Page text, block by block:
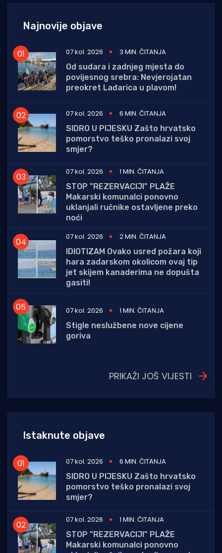
Najnovije objave
07 kol. 2026
3 MIN. ČITANJA
Od sudara i zadnjeg mjesta do
povijesnog srebra: Nevjerojatan
preokret Lađarica u plavom!
07 kol. 2026
6 MIN. ČITANJA
SIDRO U PIJESKU Zašto hrvatsko
pomorstvo teško pronalazi svoj
smjer?
07 kol. 2026
1 MIN. ČITANJA
STOP "REZERVACIJI" PLAŽE
Makarski komunalci ponovno
uklanjali ručnike ostavljene preko
noći
07 kol. 2026
2 MIN. ČITANJA
IDIOTIZAM Ovako usred požara koji
hara zadarskom okolicom ovaj tip
jet skijem kanaderima ne dopušta
gasiti!
07 kol. 2026
1 MIN. ČITANJA
Stigle neslužbene nove cijene
goriva
PRIKAŽI JOŠ VIJESTI
Istaknute objave
07 kol. 2026
6 MIN. ČITANJA
SIDRO U PIJESKU Zašto hrvatsko
pomorstvo teško pronalazi svoj
smjer?
07 kol. 2026
1 MIN. ČITANJA
STOP "REZERVACIJI" PLAŽE
Makarski komunalci ponovno